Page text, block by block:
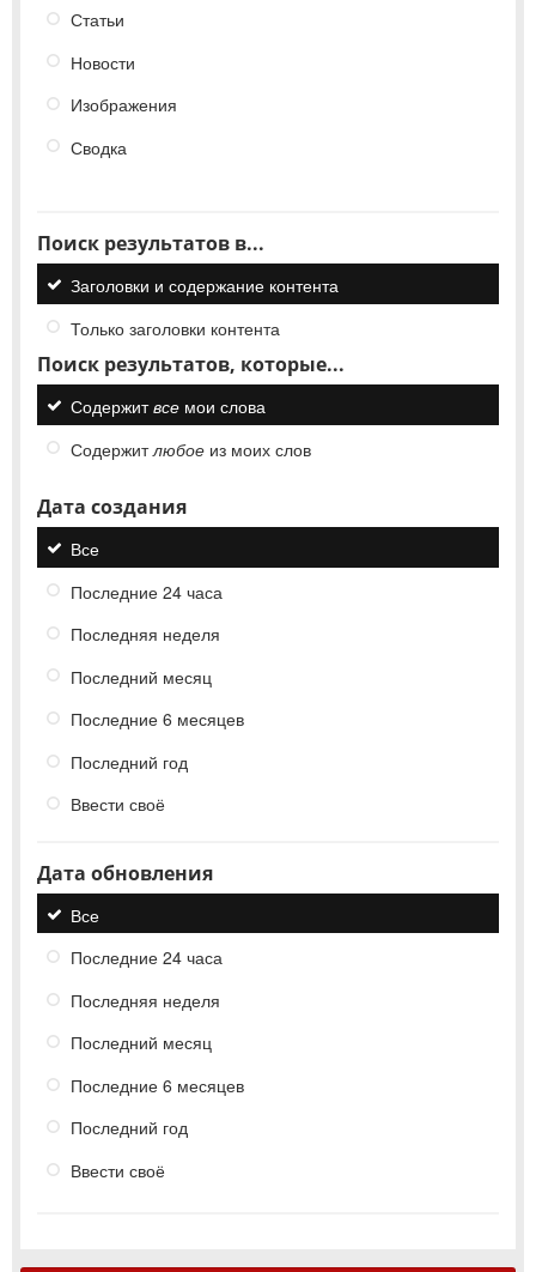
Статьи
Новости
Изображения
Сводка
Поиск результатов в...
Заголовки и содержание контента
Только заголовки контента
Поиск результатов, которые...
Содержитвсе мои слова
Содержитлюбое из моих слов
Дата создания
Все
Последние 24 часа
Последняя неделя
Последний месяц
Последние 6 месяцев
Последний год
Ввести своё
Дата обновления
Все
Последние 24 часа
Последняя неделя
Последний месяц
Последние 6 месяцев
Последний год
Ввести своё